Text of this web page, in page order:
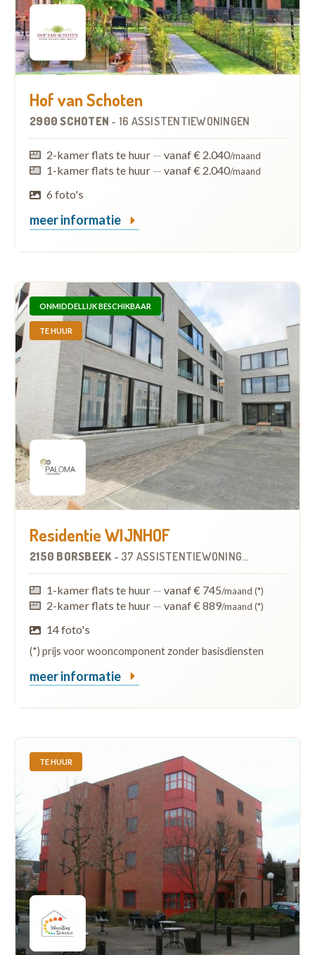
Hof van Schoten
2900 SCHOTEN - 16 ASSISTENTIEWONINGEN
2-kamer flats te huur — vanaf € 2.040/maand
1-kamer flats te huur — vanaf € 2.040/maand
6 foto's
meer informatie
ONMIDDELLIJK BESCHIKBAAR
TE HUUR
Residentie WIJNHOF
2150 BORSBEEK - 37 ASSISTENTIEWONINGEN
1-kamer flats te huur — vanaf € 745/maand (*)
2-kamer flats te huur — vanaf € 889/maand (*)
14 foto's
(*) prijs voor wooncomponent zonder basisdiensten
meer informatie
TE HUUR